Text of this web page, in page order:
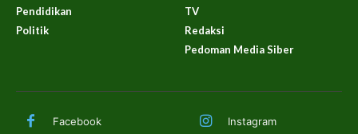
Pendidikan
Politik
TV
Redaksi
Pedoman Media Siber
Facebook Instagram